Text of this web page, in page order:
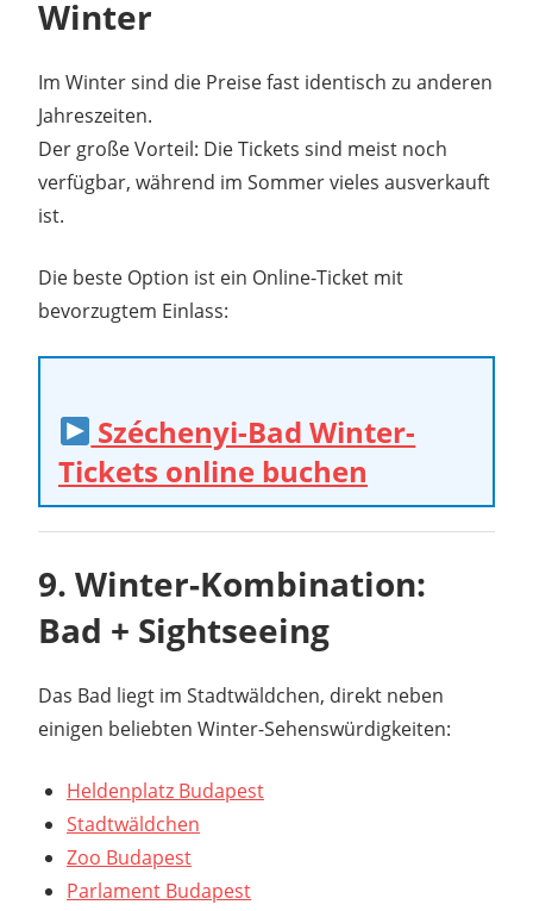
Winter
Im Winter sind die Preise fast identisch zu anderen
Jahreszeiten.
Der große Vorteil: Die Tickets sind meist noch
verfügbar, während im Sommer vieles ausverkauft
ist.
Die beste Option ist ein Online-Ticket mit
bevorzugtem Einlass:
Széchenyi-Bad Winter-
Tickets online buchen
9. Winter-Kombination:
Bad + Sightseeing
Das Bad liegt im Stadtwäldchen, direkt neben
einigen beliebten Winter-Sehenswürdigkeiten:
Heldenplatz Budapest
Stadtwäldchen
Zoo Budapest
Parlament Budapest